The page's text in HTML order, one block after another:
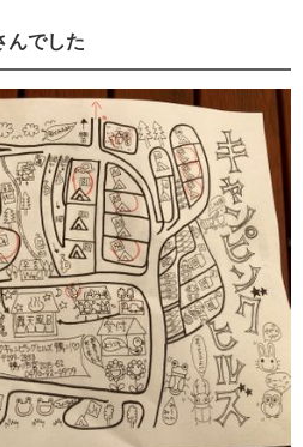
んでした